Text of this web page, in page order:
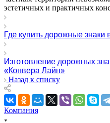
эстетичных и практичных
Где купить дорожные знаки
Изготовление дорожных
«Конвера Лайн»
Назад к списку
Компания